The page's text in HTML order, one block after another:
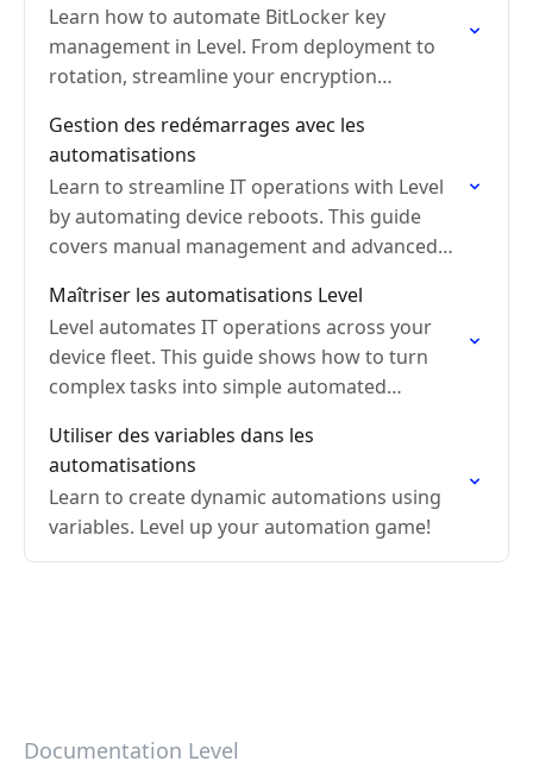
Learn how to automate BitLocker key
management in Level. From deployment to
rotation, streamline your encryption
Gestion des redémarrages avec les
automatisations
Learn to streamline IT operations with Level
by automating device reboots. This guide
covers manual management and advanced
Maîtriser les automatisations Level
Level automates IT operations across your
device fleet. This guide shows how to turn
complex tasks into simple automated
Utiliser des variables dans les
automatisations
Learn to create dynamic automations using
variables. Level up your automation game!
Documentation Level